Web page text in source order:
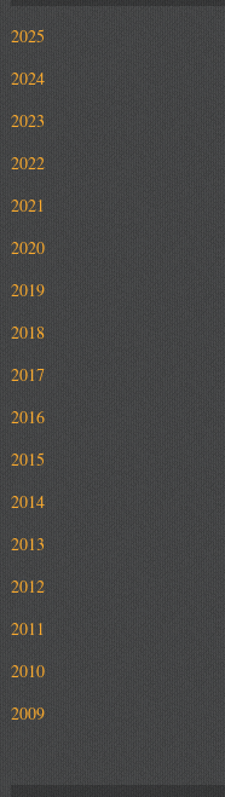
2025
2024
2023
2022
2021
2020
2019
2018
2017
2016
2015
2014
2013
2012
2011
2010
2009